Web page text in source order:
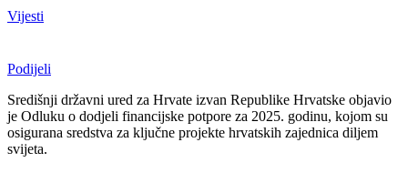
Vijesti
Podijeli
Središnji državni ured za Hrvate izvan Republike Hrvatske objavio
je Odluku o dodjeli financijske potpore za 2025. godinu, kojom su
osigurana sredstva za ključne projekte hrvatskih zajednica diljem
svijeta.